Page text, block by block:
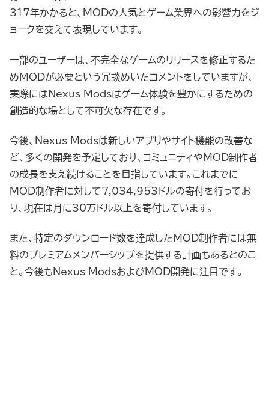
317年かかると、MODの人気とゲーム業界への影響力をジ
ョークを交えて表現しています。
一部のユーザーは、不完全なゲームのリリースを修正するた
めMODが必要という冗談めいたコメントをしていますが、
実際にはNexus Modsはゲーム体験を豊かにするための
創造的な場として不可欠な存在です。
今後、Nexus Modsは新しいアプリやサイト機能の改善な
ど、多くの開発を予定しており、コミュニティやMOD制作者
の成長を支え続けることを目指しています。これまでに
MOD制作者に対して7,034,953ドルの寄付を行ってお
り、現在は月に30万ドル以上を寄付しています。
また、特定のダウンロード数を達成したMOD制作者には無
料のプレミアムメンバーシップを提供する計画もあるとのこ
と。今後もNexus ModsおよびMOD開発に注目です。